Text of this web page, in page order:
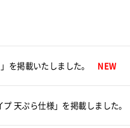
を掲載いたしました。 NEW
天ぷら仕様」を掲載しました。